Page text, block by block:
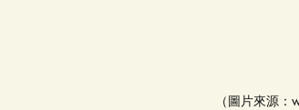
（圖片來源：